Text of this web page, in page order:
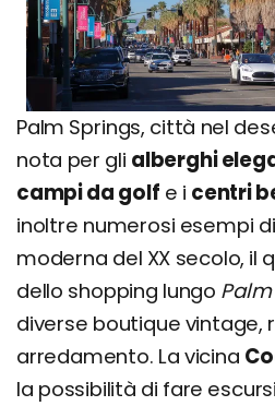
Palm Springs, città nel
nota per gli alberghi
campi da golf e i centri
inoltre numerosi esempi
moderna del XX secolo, il
dello shopping lungo
diverse boutique vintage,
arredamento. La vicina
la possibilità di fare